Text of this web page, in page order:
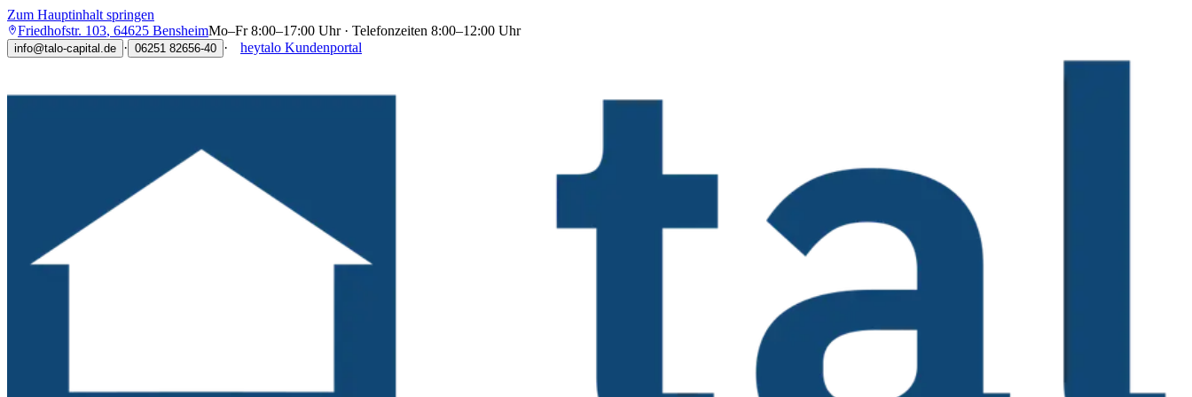
Zum Hauptinhalt springen
Friedhofstr. 103, 64625 BensheimMo–Fr 8:00–17:00 Uhr · Telefonzeiten 8:00–12:00 Uhr
info@talo-capital.de · 06251 82656-40 · heytalo Kundenportal